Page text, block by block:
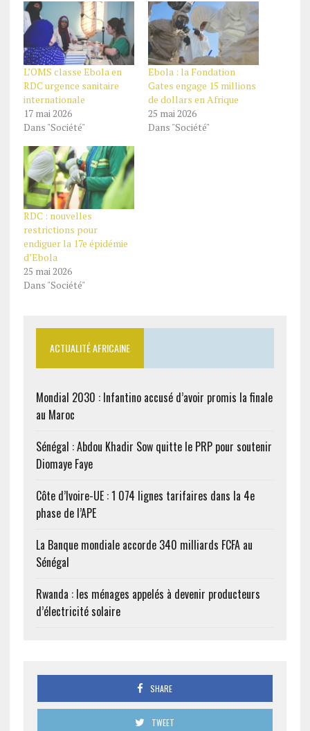
L’OMS classe Ebola en
RDC urgence sanitaire
internationale
17 mai 2026
Dans "Société"
Ebola : la Fondation
Gates engage 15 millions
de dollars en Afrique
25 mai 2026
Dans "Société"
RDC : nouvelles
restrictions pour
endiguer la 17e épidémie
d’Ebola
25 mai 2026
Dans "Société"
ACTUALITÉ AFRICAINE
Mondial 2030 : Infantino accusé d’avoir promis la finale
au Maroc
Sénégal : Abdou Khadir Sow quitte le PRP pour soutenir
Diomaye Faye
Côte d’Ivoire-UE : 1 074 lignes tarifaires dans la 4e
phase de l’APE
La Banque mondiale accorde 340 milliards FCFA au
Sénégal
Rwanda : les ménages appelés à devenir producteurs
d’électricité solaire
SHARE
TWEET